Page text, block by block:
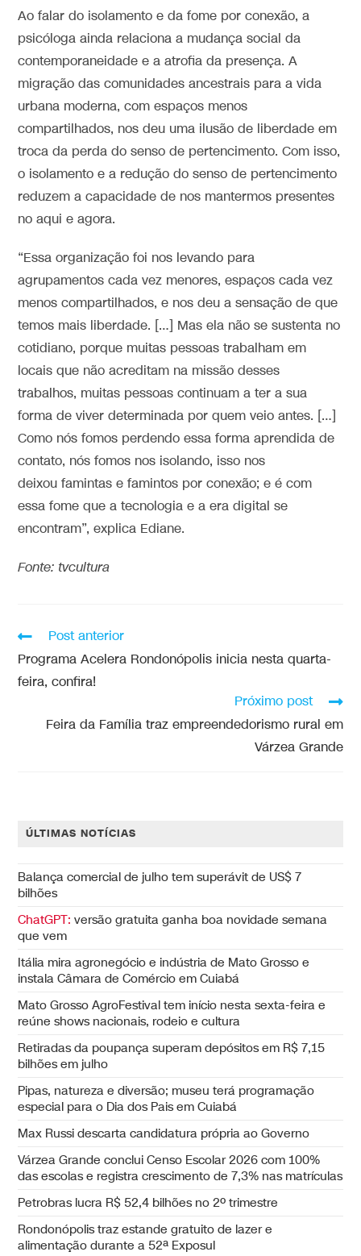
Ao falar do isolamento e da fome por conexão, a
psicóloga ainda relaciona a mudança social da
contemporaneidade e a atrofia da presença. A
migração das comunidades ancestrais para a vida
urbana moderna, com espaços menos
compartilhados, nos deu uma ilusão de liberdade em
troca da perda do senso de pertencimento. Com isso,
o isolamento e a redução do senso de pertencimento
reduzem a capacidade de nos mantermos presentes
no aqui e agora.
“Essa organização foi nos levando para
agrupamentos cada vez menores, espaços cada vez
menos compartilhados, e nos deu a sensação de que
temos mais liberdade. […] Mas ela não se sustenta no
cotidiano, porque muitas pessoas trabalham em
locais que não acreditam na missão desses
trabalhos, muitas pessoas continuam a ter a sua
forma de viver determinada por quem veio antes. […]
Como nós fomos perdendo essa forma aprendida de
contato, nós fomos nos isolando, isso nos
deixou famintas e famintos por conexão; e é com
essa fome que a tecnologia e a era digital se
encontram”, explica Ediane.
Fonte: tvcultura
Post anterior
Programa Acelera Rondonópolis inicia nesta quarta-
feira, confira!
Próximo post
Feira da Família traz empreendedorismo rural em
Várzea Grande
ÚLTIMAS NOTÍCIAS
Balança comercial de julho tem superávit de US$ 7
bilhões
ChatGPT: versão gratuita ganha boa novidade semana
que vem
Itália mira agronegócio e indústria de Mato Grosso e
instala Câmara de Comércio em Cuiabá
Mato Grosso AgroFestival tem início nesta sexta-feira e
reúne shows nacionais, rodeio e cultura
Retiradas da poupança superam depósitos em R$ 7,15
bilhões em julho
Pipas, natureza e diversão; museu terá programação
especial para o Dia dos Pais em Cuiabá
Max Russi descarta candidatura própria ao Governo
Várzea Grande conclui Censo Escolar 2026 com 100%
das escolas e registra crescimento de 7,3% nas matrículas
Petrobras lucra R$ 52,4 bilhões no 2º trimestre
Rondonópolis traz estande gratuito de lazer e
alimentação durante a 52ª Exposul